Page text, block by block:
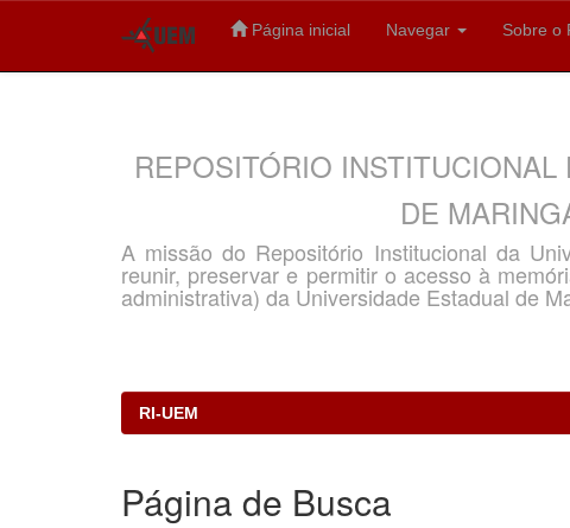
Página inicial Navegar Sobre o
REPOSITÓRIO
DE
A missão do Repositório Institucional da
reunir, preservar e permitir o acesso à
administrativa) da Universidade Estadual de
RI-UEM
Página de Busca